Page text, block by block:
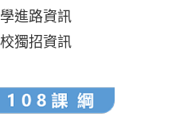
進路資訊
獨招資訊